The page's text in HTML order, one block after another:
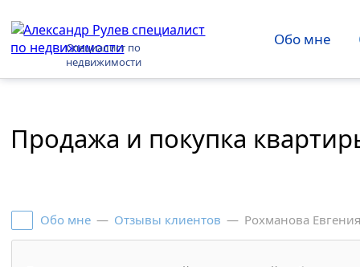
Специалист по
недвижимости
Обо мне
Продажа и покупка
Обо мне — Отзывы клиентов — Рохманова